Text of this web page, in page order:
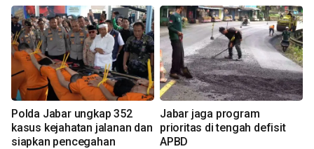
Polda Jabar ungkap 352
kasus kejahatan jalanan dan
siapkan pencegahan
Jabar jaga program
prioritas di tengah defisit
APBD